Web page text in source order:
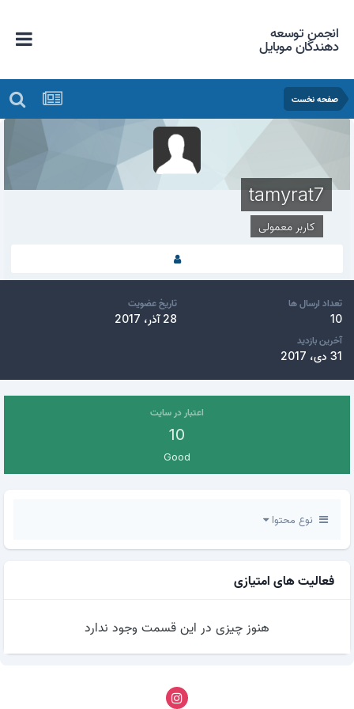
انجمن توسعه
دهندگان موبایل
صفحه نخست
tamyrat7
کاربر معمولی
تعداد ارسال ها
10
تاریخ عضویت
28 آذر، 2017
آخرین بازدید
31 دی، 2017
اعتبار در سایت
10
Good
نوع محتوا
فعالیت های امتیازی
هنوز چیزی در این قسمت وجود ندارد